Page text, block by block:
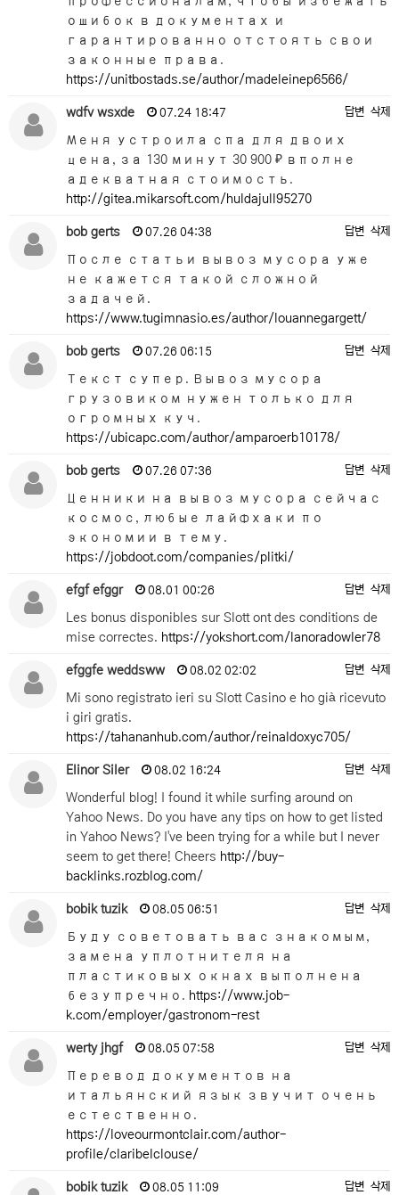
ошибок в документах и
гарантированно отстоять свои
законные права.
https://unitbostads.se/author/madeleinep6566/
wdfv wsxde 07.24 18:47 답변 삭제
Меня устроила спа для двоих
цена, за 130 минут 30 900 ₽ вполне
адекватная стоимость.
http://gitea.mikarsoft.com/huldajull95270
bob gerts 07.26 04:38 답변 삭제
После статьи вывоз мусора уже
не кажется такой сложной
задачей.
https://www.tugimnasio.es/author/louannegargett/
bob gerts 07.26 06:15 답변 삭제
Текст супер. Вывоз мусора
грузовиком нужен только для
огромных куч.
https://ubicapc.com/author/amparoerb10178/
bob gerts 07.26 07:36 답변 삭제
Ценники на вывоз мусора сейчас
космос, любые лайфхаки по
экономии в тему.
https://jobdoot.com/companies/plitki/
efgf efggr 08.01 00:26 답변 삭제
Les bonus disponibles sur Slott ont des conditions de
mise correctes. https://yokshort.com/lanoradowler78
efggfe weddsww 08.02 02:02 답변 삭제
Mi sono registrato ieri su Slott Casino e ho già ricevuto
i giri gratis.
https://tahananhub.com/author/reinaldoxyc705/
Elinor Siler 08.02 16:24 답변 삭제
Wonderful blog! I found it while surfing around on
Yahoo News. Do you have any tips on how to get listed
in Yahoo News? I've been trying for a while but I never
seem to get there! Cheers http://buy-
backlinks.rozblog.com/
bobik tuzik 08.05 06:51 답변 삭제
Буду советовать вас знакомым,
замена уплотнителя на
пластиковых окнах выполнена
безупречно. https://www.job-
k.com/employer/gastronom-rest
werty jhgf 08.05 07:58 답변 삭제
Перевод документов на
итальянский язык звучит очень
естественно.
https://loveourmontclair.com/author-
profile/claribelclouse/
bobik tuzik 08.05 11:09 답변 삭제